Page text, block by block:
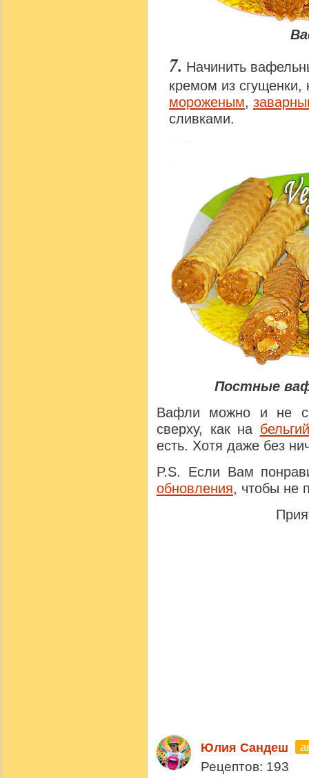
Начинить
кремом из сгущенки,
мороженым,
сливками.
Постные
Вафли можно и не
сверху, как на
есть. Хотя даже без
P.S. Если Вам
обновления, чтобы не
Юлия Сандеш
Рецептов: 193